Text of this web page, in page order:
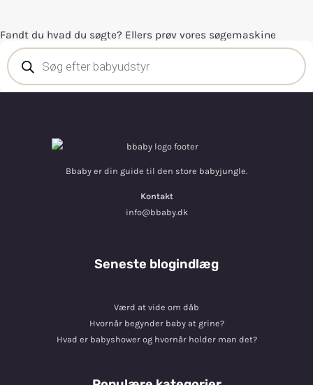
Fandt du hvad du søgte? Ellers prøv vores søgemaskine
Bbaby er din guide til den store babyjungle.
Kontakt
info@bbaby.dk
Seneste blogindlæg
Værd at vide om dåb
Hvornår begynder baby at grine?
Hvad er babyshower og hvornår holder man det?